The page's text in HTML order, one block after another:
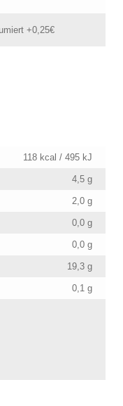
+0,25€
118 kcal / 495 kJ
4,5 g
2,0 g
0,0 g
0,0 g
19,3 g
0,1 g